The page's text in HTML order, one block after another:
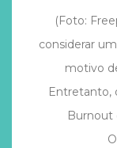
(Foto:
considerar
motivo
Entretanto,
Burnout